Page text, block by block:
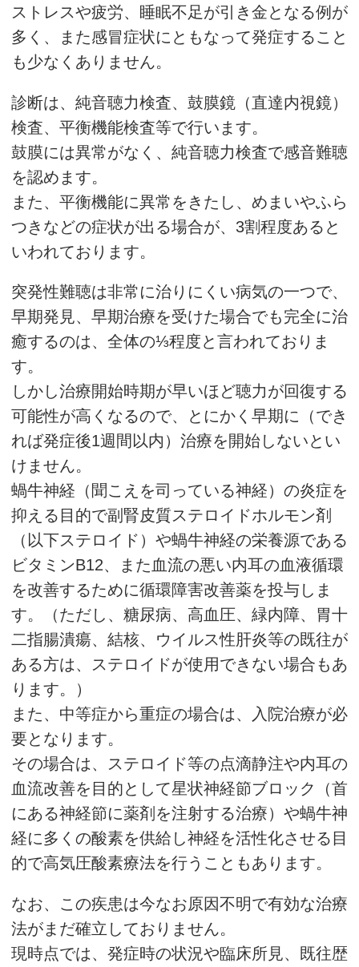
ストレスや疲労、睡眠不足が引き金となる例が
多く、また感冒症状にともなって発症すること
も少なくありません。
診断は、純音聴力検査、鼓膜鏡（直達内視鏡）
検査、平衡機能検査等で行います。
鼓膜には異常がなく、純音聴力検査で感音難聴
を認めます。
また、平衡機能に異常をきたし、めまいやふら
つきなどの症状が出る場合が、3割程度あると
いわれております。
突発性難聴は非常に治りにくい病気の一つで、
早期発見、早期治療を受けた場合でも完全に治
癒するのは、全体の⅓程度と言われておりま
す。
しかし治療開始時期が早いほど聴力が回復する
可能性が高くなるので、とにかく早期に（でき
れば発症後1週間以内）治療を開始しないとい
けません。
蝸牛神経（聞こえを司っている神経）の炎症を
抑える目的で副腎皮質ステロイドホルモン剤
（以下ステロイド）や蝸牛神経の栄養源である
ビタミンB12、また血流の悪い内耳の血液循環
を改善するために循環障害改善薬を投与しま
す。（ただし、糖尿病、高血圧、緑内障、胃十
二指腸潰瘍、結核、ウイルス性肝炎等の既往が
ある方は、ステロイドが使用できない場合もあ
ります。）
また、中等症から重症の場合は、入院治療が必
要となります。
その場合は、ステロイド等の点滴静注や内耳の
血流改善を目的として星状神経節ブロック（首
にある神経節に薬剤を注射する治療）や蝸牛神
経に多くの酸素を供給し神経を活性化させる目
的で高気圧酸素療法を行うこともあります。
なお、この疾患は今なお原因不明で有効な治療
法がまだ確立しておりません。
現時点では、発症時の状況や臨床所見、既往歴